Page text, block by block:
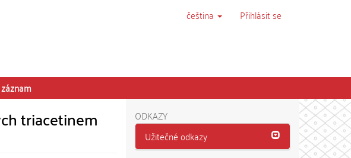
čeština Přihlásit se
triacetinem
ODKAZY
Užitečné odkazy